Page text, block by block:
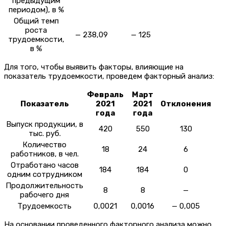
периодом), в %
Общий темп
роста
трудоемкости,
в %
— 238,09 — 125
Для того, чтобы выявить факторы, влияющие на
показатель трудоемкости, проведем факторный анализ:
Показатель
Февраль
2021
года
Март
2021
года
Отклонения
Выпуск продукции, в
тыс. руб.
420 550
130
Количество
работников, в чел.
18 24
6
Отработано часов
одним сотрудником
184 184
0
Продолжительность
рабочего дня
8 8
—
Трудоемкость
0,0021 0,0016
— 0,005